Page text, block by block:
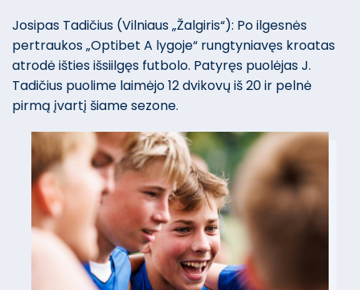
Josipas Tadičius (Vilniaus „Žalgiris“): Po ilgesnės
pertraukos „Optibet A lygoje“ rungtyniavęs kroatas
atrodė išties išsiilgęs futbolo. Patyręs puolėjas J.
Tadičius puolime laimėjo 12 dvikovų iš 20 ir pelnė
pirmą įvartį šiame sezone.